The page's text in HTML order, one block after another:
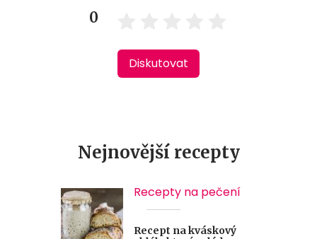
0
Diskutovat
Nejnovější recepty
Recepty na pečení
Recept na kváskový